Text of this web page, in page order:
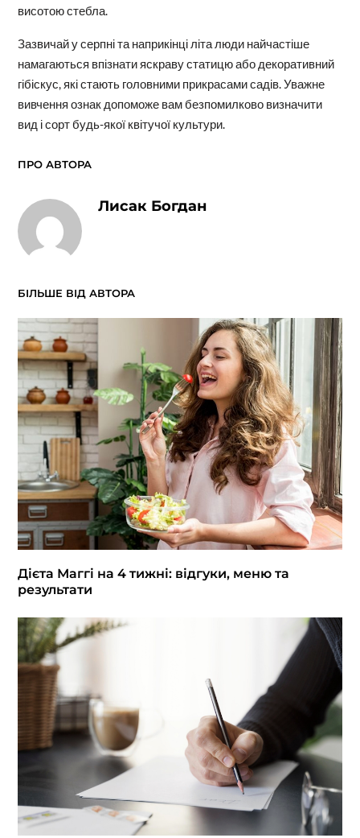
висотою стебла.
Зазвичай у серпні та наприкінці літа люди найчастіше
намагаються впізнати яскраву статицю або декоративний
гібіскус, які стають головними прикрасами садів. Уважне
вивчення ознак допоможе вам безпомилково визначити
вид і сорт будь-якої квітучої культури.
ПРО АВТОРА
Лисак Богдан
БІЛЬШЕ ВІД АВТОРА
Дієта Маггі на 4 тижні: відгуки, меню та
результати